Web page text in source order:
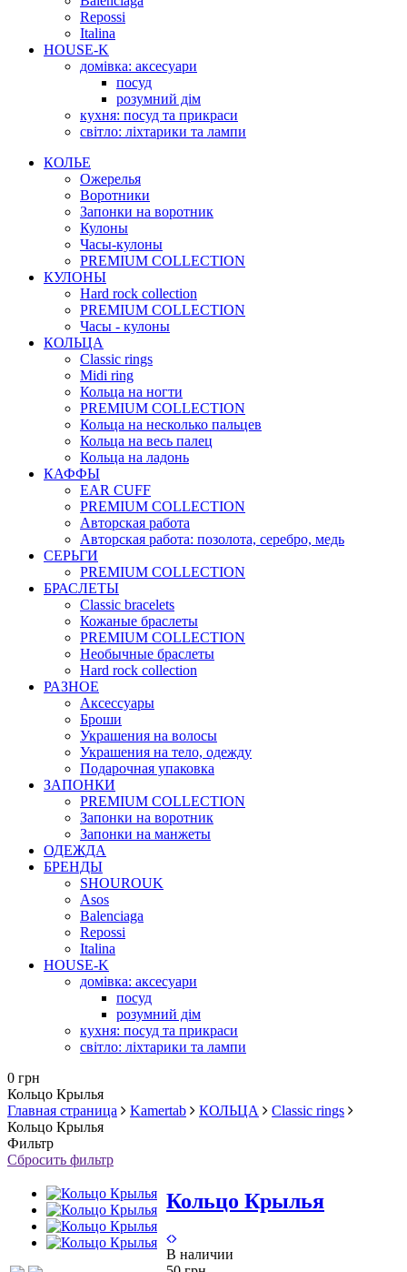
Repossi
Italina
HOUSE-K
домівка: аксесуари
посуд
розумний дім
кухня: посуд та прикраси
світло: ліхтарики та лампи
КОЛЬЕ
Ожерелья
Воротники
Запонки на воротник
Кулоны
Часы-кулоны
PREMIUM COLLECTION
КУЛОНЫ
Hard rock collection
PREMIUM COLLECTION
Часы - кулоны
КОЛЬЦА
Classic rings
Midi ring
Кольца на ногти
PREMIUM COLLECTION
Кольца на несколько пальцев
Кольца на весь палец
Кольца на ладонь
КАФФЫ
EAR CUFF
PREMIUM COLLECTION
Авторская работа
Авторская работа: позолота, серебро, медь
СЕРЬГИ
PREMIUM COLLECTION
БРАСЛЕТЫ
Classic bracelets
Кожаные браслеты
PREMIUM COLLECTION
Необычные браслеты
Hard rock collection
РАЗНОЕ
Аксессуары
Броши
Украшения на волосы
Украшения на тело, одежду
Подарочная упаковка
ЗАПОНКИ
PREMIUM COLLECTION
Запонки на воротник
Запонки на манжеты
ОДЕЖДА
БРЕНДЫ
SHOUROUK
Asos
Balenciaga
Repossi
Italina
HOUSE-K
домівка: аксесуари
посуд
розумний дім
кухня: посуд та прикраси
світло: ліхтарики та лампи
0 грн
Кольцо Крылья
Главная страница
Kamertab КОЛЬЦА
Classic rings
Кольцо Крылья
Фильтр
Сбросить фильтр
Кольцо Крылья
В наличии